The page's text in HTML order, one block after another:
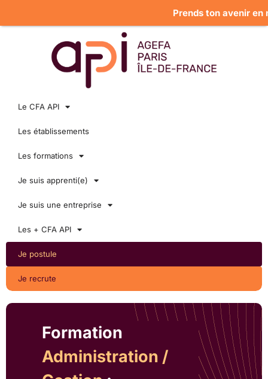
Le CFA API
Les établissements
Les formations
Je suis apprenti(e)
Je suis une entreprise
Les + CFA API
Je postule
Je recrute
Formation
Administration /
Prends ton avenir en